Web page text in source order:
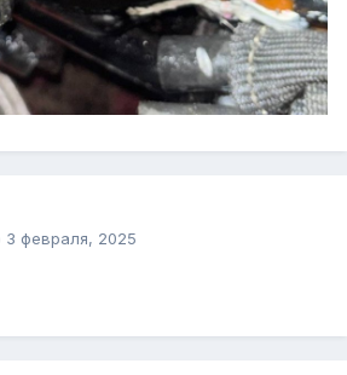
3 февраля, 2025